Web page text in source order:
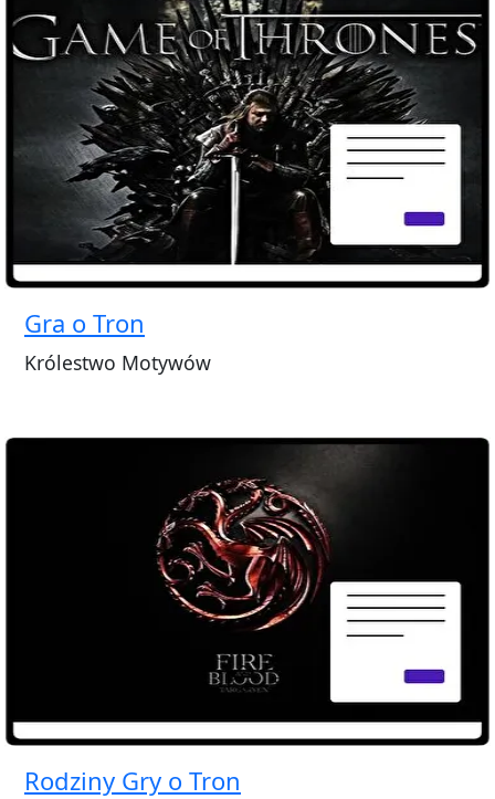
Gra o Tron
Królestwo Motywów
Rodziny Gry o Tron